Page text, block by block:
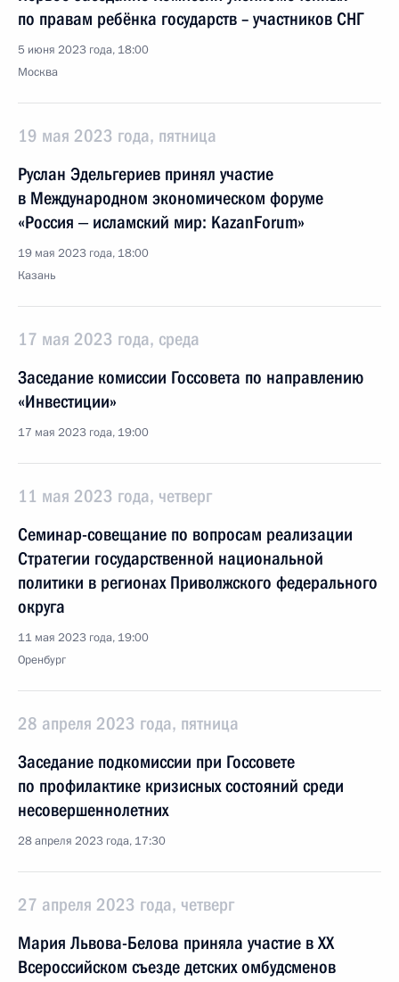
по правам ребёнка государств – участников СНГ
5 июня 2023 года, 18:00
Москва
19 мая 2023 года, пятница
Руслан Эдельгериев принял участие
в Международном экономическом форуме
«Россия ‒ исламский мир: KazanForum»
19 мая 2023 года, 18:00
Казань
17 мая 2023 года, среда
Заседание комиссии Госсовета по направлению
«Инвестиции»
17 мая 2023 года, 19:00
11 мая 2023 года, четверг
Семинар-совещание по вопросам реализации
Стратегии государственной национальной
политики в регионах Приволжского федерального
округа
11 мая 2023 года, 19:00
Оренбург
28 апреля 2023 года, пятница
Заседание подкомиссии при Госсовете
по профилактике кризисных состояний среди
несовершеннолетних
28 апреля 2023 года, 17:30
27 апреля 2023 года, четверг
Мария Львова-Белова приняла участие в XX
Всероссийском съезде детских омбудсменов